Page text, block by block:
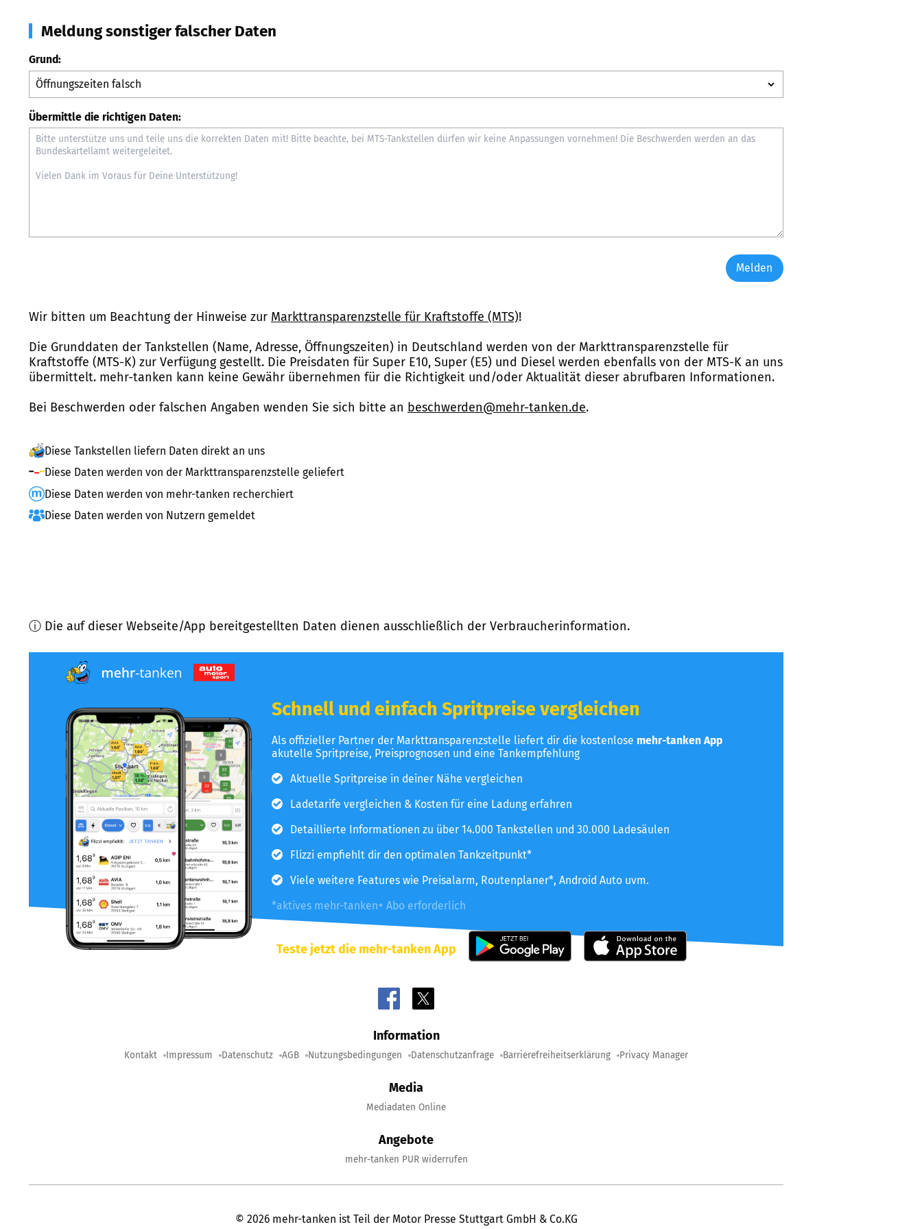
Meldung sonstiger falscher Daten
Grund:
Übermittle die richtigen Daten:
Melden
Wir bitten um Beachtung der Hinweise zur Markttransparenzstelle für Kraftstoffe (MTS)!
Die Grunddaten der Tankstellen (Name, Adresse, Öffnungszeiten) in Deutschland werden von der Markttransparenzstelle für
Kraftstoffe (MTS-K) zur Verfügung gestellt. Die Preisdaten für Super E10, Super (E5) und Diesel werden ebenfalls von der MTS-K an uns
übermittelt. mehr-tanken kann keine Gewähr übernehmen für die Richtigkeit und/oder Aktualität dieser abrufbaren Informationen.
Bei Beschwerden oder falschen Angaben wenden Sie sich bitte an beschwerden@mehr-tanken.de.
Diese Tankstellen liefern Daten direkt an uns
Diese Daten werden von der Markttransparenzstelle geliefert
Diese Daten werden von mehr-tanken recherchiert
Diese Daten werden von Nutzern gemeldet
ⓘ Die auf dieser Webseite/App bereitgestellten Daten dienen ausschließlich der Verbraucherinformation.
Schnell und einfach Spritpreise vergleichen
Als offizieller Partner der Markttransparenzstelle liefert dir die kostenlose mehr-tanken App
akutelle Spritpreise, Preisprognosen und eine Tankempfehlung
Aktuelle Spritpreise in deiner Nähe vergleichen
Ladetarife vergleichen & Kosten für eine Ladung erfahren
Detaillierte Informationen zu über 14.000 Tankstellen und 30.000 Ladesäulen
Flizzi empfiehlt dir den optimalen Tankzeitpunkt*
Viele weitere Features wie Preisalarm, Routenplaner*, Android Auto uvm.
*aktives mehr-tanken+ Abo erforderlich
Teste jetzt die mehr-tanken App
Information
Kontakt Impressum Datenschutz AGB Nutzungsbedingungen Datenschutzanfrage Barrierefreiheitserklärung Privacy Manager
Media
Mediadaten Online
Angebote
mehr-tanken PUR widerrufen
© 2026 mehr-tanken ist Teil der Motor Presse Stuttgart GmbH & Co.KG